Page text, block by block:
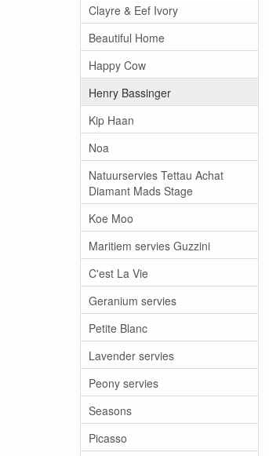
Clayre & Eef Ivory
Beautiful Home
Happy Cow
Henry Bassinger
Kip Haan
Noa
Natuurservies Tettau Achat
Diamant Mads Stage
Koe Moo
Maritiem servies Guzzini
C'est La Vie
Geranium servies
Petite Blanc
Lavender servies
Peony servies
Seasons
Picasso